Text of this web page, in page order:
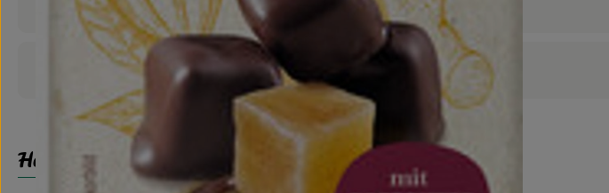
Nährwert-Info
Produktdatenblatt
Herkunft